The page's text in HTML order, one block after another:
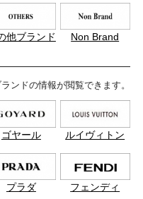
他ブランド Non Brand
ンドの情報が閲覧できます。
ゴヤール ルイヴィトン
プラダ フェンディ